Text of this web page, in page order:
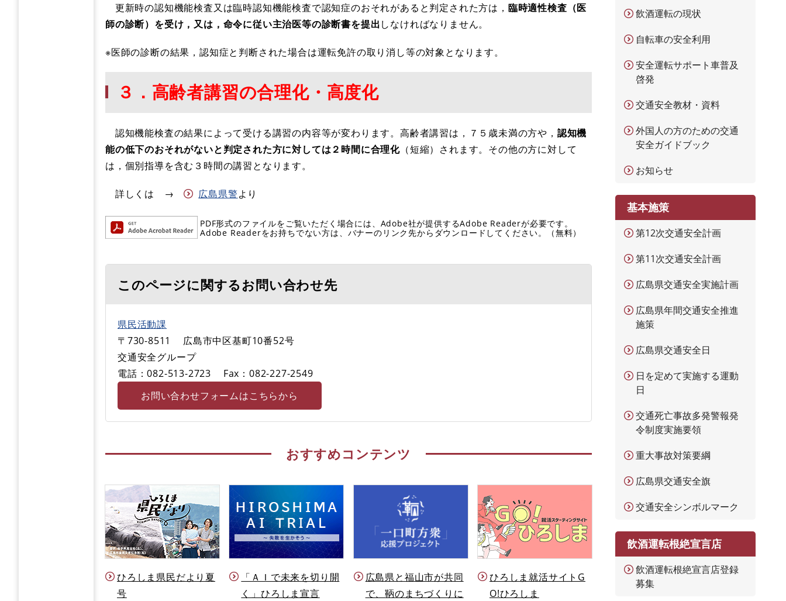
更新時の認知機能検査又は臨時認知機能検査で認知症のおそれがあると判定された方は， 臨時適性検査（医
師の診断）を受け，又は，命令に従い主治医等の診断書を提出しなければなりません。
※医師の診断の結果，認知症と判断された場合は運転免許の取り消し等の対象となります。
３．高齢者講習の合理化・高度化
認知機能検査の結果によって受ける講習の内容等が変わります。高齢者講習は，７５歳未満の方や， 認知機
能の低下のおそれがないと判定された方に対しては２時間に合理化 （短縮）されます。その他の方に対して
は，個別指導を含む３時間の講習となります。
詳しくは → 広島県警より
PDF形式のファイルをご覧いただく場合には、Adobe社が提供するAdobe Readerが必要です。
Adobe Readerをお持ちでない方は、バナーのリンク先からダウンロードしてください。（無料）
このページに関するお問い合わせ先
県民活動課
〒730-8511
広島市中区基町10番52号
交通安全グループ
電話：082-513-2723
Fax：082-227-2549
お問い合わせフォームはこちらから
おすすめコンテンツ
ひろしま県民だより夏
号
「ＡＩで未来を切り開
く」ひろしま宣言
広島県と福山市が共同
で、鞆のまちづくりに
ひろしま就活サイトG
O!ひろしま
飲酒運転の現状
自転車の安全利用
安全運転サポート車普及
啓発
交通安全教材・資料
外国人の方のための交通
安全ガイドブック
お知らせ
基本施策
第12次交通安全計画
第11次交通安全計画
広島県交通安全実施計画
広島県年間交通安全推進
施策
広島県交通安全日
日を定めて実施する運動
日
交通死亡事故多発警報発
令制度実施要領
重大事故対策要綱
広島県交通安全旗
交通安全シンボルマーク
飲酒運転根絶宣言店
飲酒運転根絶宣言店登録
募集